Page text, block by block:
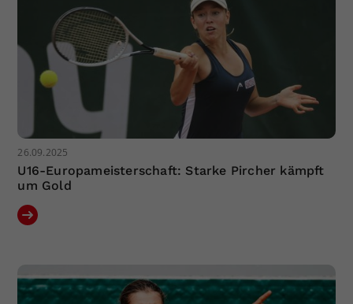
26.09.2025
U16-Europameisterschaft: Starke Pircher kämpft
um Gold